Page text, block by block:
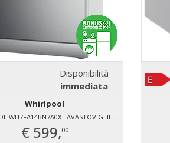
Disponibilità
immediata
Whirlpool
WHIRLPOOL WH7FA14BN7A0X LAVASTOVIGLIE LIBERA INSTALLAZIONE 14 COPERTI
€ 599,00